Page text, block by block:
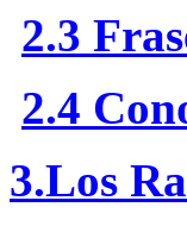
2.3
2.4
3.Los